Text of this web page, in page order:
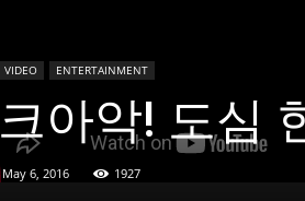
VIDEO ENTERTAINMENT
크아악! 도심
May 6, 2016 1927